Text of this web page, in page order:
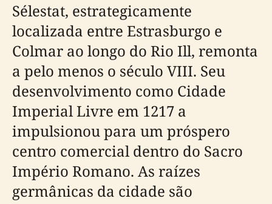
Sélestat, estrategicamente
localizada entre Estrasburgo e
Colmar ao longo do Rio Ill, remonta
a pelo menos o século VIII. Seu
desenvolvimento como Cidade
Imperial Livre em 1217 a
impulsionou para um próspero
centro comercial dentro do Sacro
Império Romano. As raízes
germânicas da cidade são